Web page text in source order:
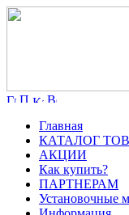
Главная
КАТАЛОГ
АКЦИИ
Как купить?
ПАРТНЕРАМ
Установочные